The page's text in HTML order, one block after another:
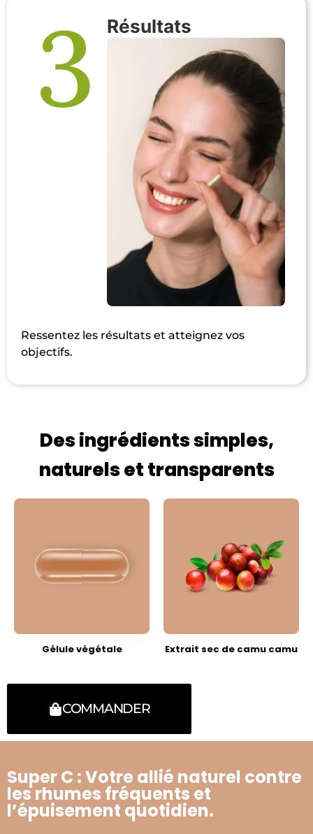
Résultats
3
Ressentez les résultats et atteignez vos
objectifs.
Des ingrédients simples,
naturels et transparents
Gélule végétale Extrait sec de camu camu
COMMANDER
Super C : Votre allié naturel contre
les rhumes fréquents et
l’épuisement quotidien.